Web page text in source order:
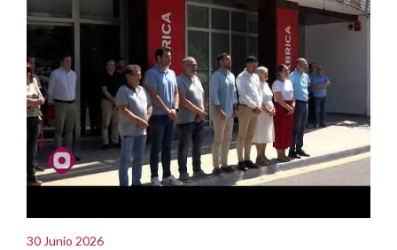
30 Junio 2026